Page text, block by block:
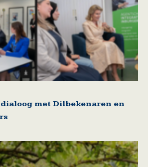
met Dilbekenaren en